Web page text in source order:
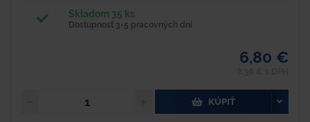
Skladom 35 ks
Dostupnosť 3-5 pracovných dní
6,80 €
KÚPIŤ